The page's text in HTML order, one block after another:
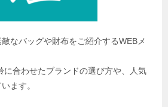
なバッグや財布をご紹介するWEBメ
に合わせたブランドの選び方や、人気
ます。